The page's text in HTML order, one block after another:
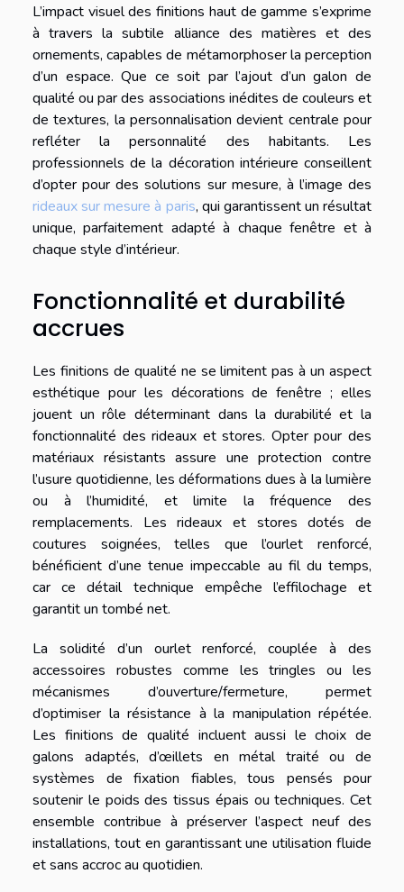
L’impact visuel des finitions haut de gamme s’exprime
à travers la subtile alliance des matières et des
ornements, capables de métamorphoser la perception
d’un espace. Que ce soit par l’ajout d’un galon de
qualité ou par des associations inédites de couleurs et
de textures, la personnalisation devient centrale pour
refléter la personnalité des habitants. Les
professionnels de la décoration intérieure conseillent
d’opter pour des solutions sur mesure, à l’image des
rideaux sur mesure à paris, qui garantissent un résultat
unique, parfaitement adapté à chaque fenêtre et à
chaque style d’intérieur.
Fonctionnalité et durabilité
accrues
Les finitions de qualité ne se limitent pas à un aspect
esthétique pour les décorations de fenêtre ; elles
jouent un rôle déterminant dans la durabilité et la
fonctionnalité des rideaux et stores. Opter pour des
matériaux résistants assure une protection contre
l’usure quotidienne, les déformations dues à la lumière
ou à l’humidité, et limite la fréquence des
remplacements. Les rideaux et stores dotés de
coutures soignées, telles que l’ourlet renforcé,
bénéficient d’une tenue impeccable au fil du temps,
car ce détail technique empêche l’effilochage et
garantit un tombé net.
La solidité d’un ourlet renforcé, couplée à des
accessoires robustes comme les tringles ou les
mécanismes d’ouverture/fermeture, permet
d’optimiser la résistance à la manipulation répétée.
Les finitions de qualité incluent aussi le choix de
galons adaptés, d’œillets en métal traité ou de
systèmes de fixation fiables, tous pensés pour
soutenir le poids des tissus épais ou techniques. Cet
ensemble contribue à préserver l’aspect neuf des
installations, tout en garantissant une utilisation fluide
et sans accroc au quotidien.